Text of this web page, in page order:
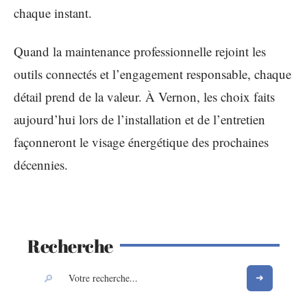
chaque instant.
Quand la maintenance professionnelle rejoint les
outils connectés et l’engagement responsable, chaque
détail prend de la valeur. À Vernon, les choix faits
aujourd’hui lors de l’installation et de l’entretien
façonneront le visage énergétique des prochaines
décennies.
Recherche